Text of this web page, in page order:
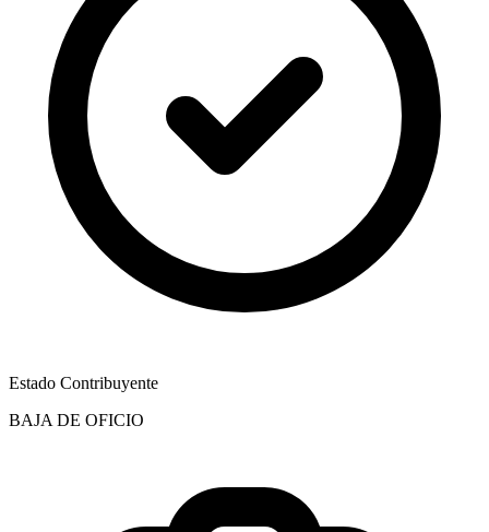
Estado Contribuyente
BAJA DE OFICIO